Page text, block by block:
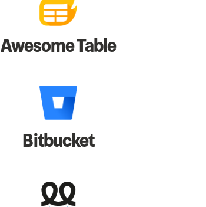
Awesome Table
Bitbucket